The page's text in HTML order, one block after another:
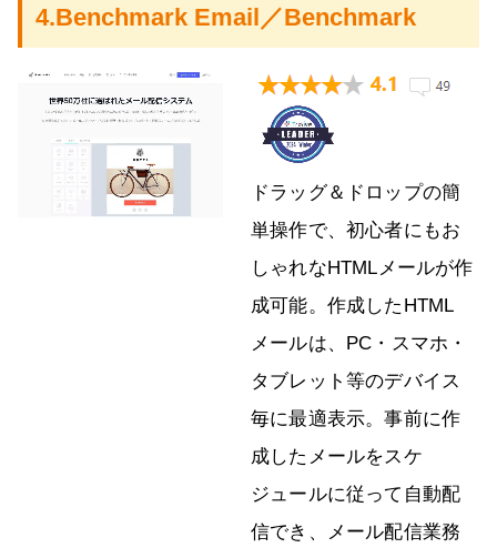
4.Benchmark Email／Benchmark
ドラッグ＆ドロップの簡
単操作で、初心者にもお
しゃれなHTMLメールが作
成可能。作成したHTML
メールは、PC・スマホ・
タブレット等のデバイス
毎に最適表示。事前に作
成したメールをスケ
ジュールに従って自動配
信でき、メール配信業務